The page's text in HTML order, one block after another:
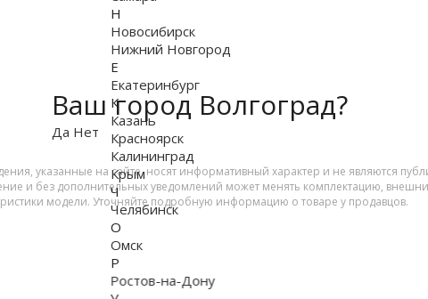
указанные на сайте, носят информативный характер и не являются
и без дополнительных уведомлений может менять комплектацию,
модели. Уточняйте подробную информацию о товаре у продавцов.
Ваш город Волгоград?
Да Нет
Н
Новосибирск
Нижний Новгород
Е
Екатеринбург
К
Казань
Красноярск
Калининград
Крым
Ч
Челябинск
О
Омск
Р
Ростов-на-Дону